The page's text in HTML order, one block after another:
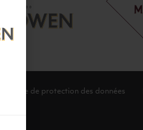
Politique de protection des données